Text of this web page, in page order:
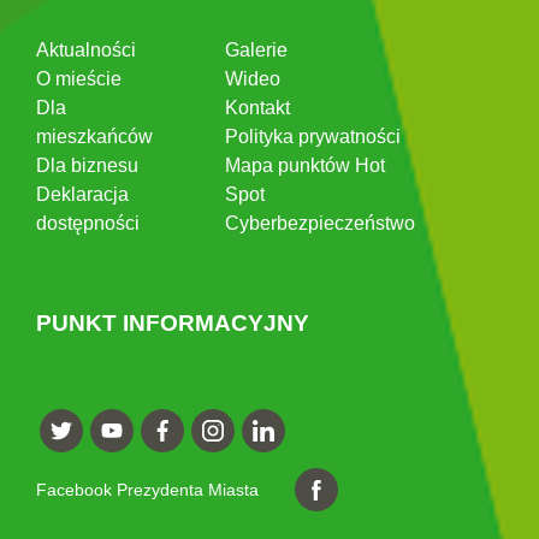
Aktualności
O mieście
Dla
mieszkańców
Dla biznesu
Deklaracja
dostępności
Galerie
Wideo
Kontakt
Polityka prywatności
Mapa punktów Hot
Spot
Cyberbezpieczeństwo
PUNKT INFORMACYJNY
Facebook Prezydenta Miasta